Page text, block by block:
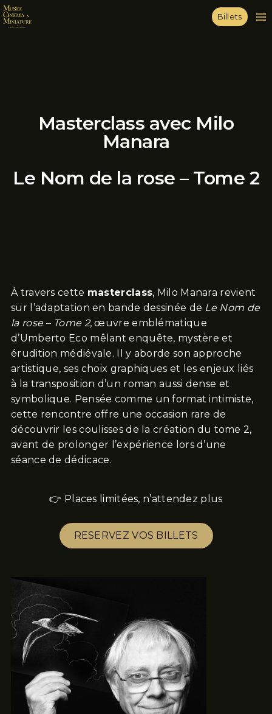
Billets
Masterclass avec Milo
Manara
Le Nom de la rose – Tome 2
À travers cette masterclass, Milo Manara revient
sur l’adaptation en bande dessinée de Le Nom de
la rose – Tome 2, œuvre emblématique
d’Umberto Eco mêlant enquête, mystère et
érudition médiévale. Il y aborde son approche
artistique, ses choix graphiques et les enjeux liés
à la transposition d’un roman aussi dense et
symbolique. Pensée comme un format intimiste,
cette rencontre offre une occasion rare de
découvrir les coulisses de la création du tome 2,
avant de prolonger l’expérience lors d’une
séance de dédicace.
👉 Places limitées, n’attendez plus
RESERVEZ VOS BILLETS